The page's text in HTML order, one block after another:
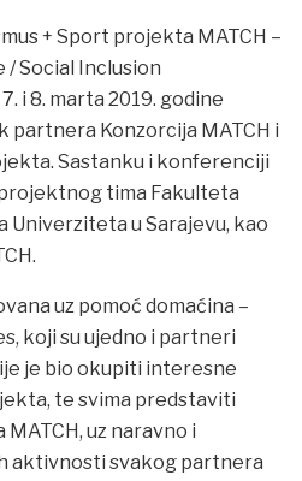
+ Sport projekta MATCH –
/ Social Inclusion
i 8. marta 2019. godine
partnera Konzorcija MATCH i
Sastanku i konferenciji
tima Fakulteta
Univerziteta u Sarajevu, kao
uz pomoć domaćina –
koji su ujedno i partneri
je bio okupiti interesne
te svima predstaviti
uz naravno i
aktivnosti svakog partnera